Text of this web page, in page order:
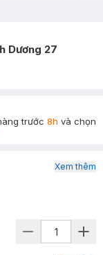
Dương 27
trước 8h và chọn
Xem thêm